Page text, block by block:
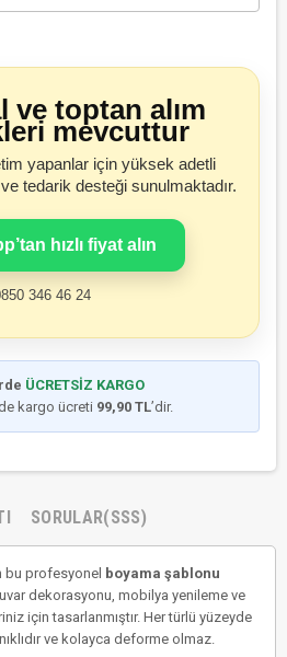
ve toptan alım
mevcuttur
yapanlar için yüksek adetli
tedarik desteği sunulmaktadır.
hızlı fiyat alın
346 46 24
ÜCRETSİZ KARGO
kargo ücreti 99,90 TL’dir.
SORULAR(SSS)
bu profesyonel boyama şablonu
dekorasyonu, mobilya yenileme ve
için tasarlanmıştır. Her türlü yüzeyde
ve kolayca deforme olmaz.